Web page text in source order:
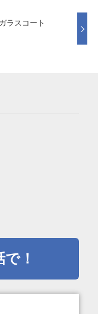
ラスコート
！